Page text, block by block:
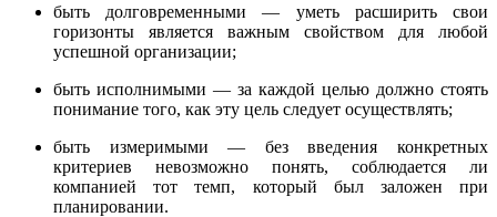
быть долговременными — уметь расширить свои
горизонты является важным свойством для любой
успешной организации;
быть исполнимыми — за каждой целью должно стоять
понимание того, как эту цель следует осуществлять;
быть измеримыми — без введения конкретных
критериев невозможно понять, соблюдается ли
компанией тот темп, который был заложен при
планировании.